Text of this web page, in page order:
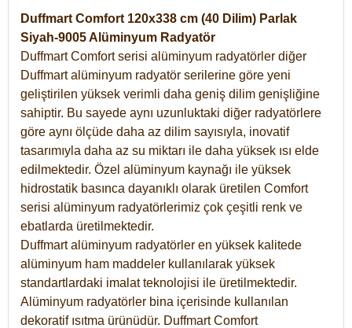
Duffmart Comfort 120x338 cm (40 Dilim) Parlak
Siyah-9005 Alüminyum Radyatör
Duffmart Comfort serisi alüminyum radyatörler diğer
Duffmart alüminyum radyatör serilerine göre yeni
geliştirilen yüksek verimli daha geniş dilim genişliğine
sahiptir. Bu sayede aynı uzunluktaki diğer radyatörlere
göre aynı ölçüde daha az dilim sayısıyla, inovatif
tasarımıyla daha az su miktarı ile daha yüksek ısı elde
edilmektedir. Özel alüminyum kaynağı ile yüksek
hidrostatik basınca dayanıklı olarak üretilen Comfort
serisi alüminyum radyatörlerimiz çok çeşitli renk ve
ebatlarda üretilmektedir.
Duffmart alüminyum radyatörler en yüksek kalitede
alüminyum ham maddeler kullanılarak yüksek
standartlardaki imalat teknolojisi ile üretilmektedir.
Alüminyum radyatörler bina içerisinde kullanılan
dekoratif ısıtma ürünüdür. Duffmart Comfort